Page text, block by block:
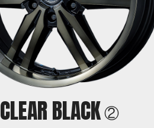
CLEARBLACK②